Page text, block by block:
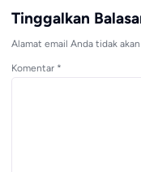
Tinggalkan
Alamat email Anda tidak
Komentar *